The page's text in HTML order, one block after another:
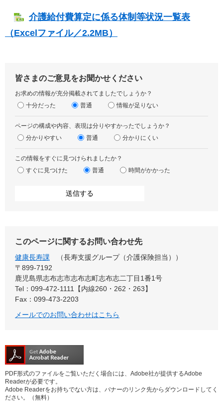
介護給付費算定に係る体制等状況一覧表
（Excelファイル／2.2MB）
皆さまのご意見をお聞かせください
お求めの情報が充分掲載されてましたでしょうか？
十分だった
普通 情報が足りない
ページの構成や内容、表現は分りやすかったでしょうか？
分かりやすい
普通 分かりにくい
この情報をすぐに見つけられましたか？
すぐに見つけた
普通 時間がかかった
このページに関するお問い合わせ先
健康長寿課
長寿支援グループ（介護保険担当）
〒899-7192
鹿児島県志布志市志布志町志布志二丁目1番1号
Tel：099-472-1111【内線260・262・263】
Fax：099-473-2203
メールでのお問い合わせはこちら
PDF形式のファイルをご覧いただく場合には、Adobe社が提供するAdobe
Readerが必要です。
Adobe Readerをお持ちでない方は、バナーのリンク先からダウンロードしてく
ださい。（無料）